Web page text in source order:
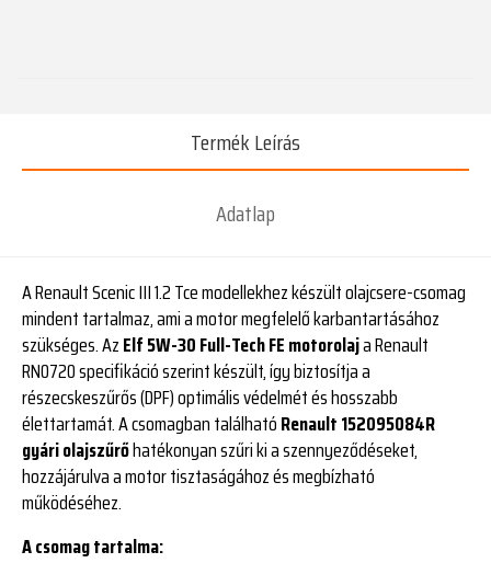
Termék Leírás
Adatlap
A Renault Scenic III 1.2 Tce modellekhez készült olajcsere-csomag
mindent tartalmaz, ami a motor megfelelő karbantartásához
szükséges. AzElf 5W-30 Full-Tech FE motorolaja Renault
RN0720 specifikáció szerint készült, így biztosítja a
részecskeszűrős (DPF) optimális védelmét és hosszabb
élettartamát. A csomagban találhatóRenault 152095084R
gyári olajszűrőhatékonyan szűri ki a szennyeződéseket,
hozzájárulva a motor tisztaságához és megbízható
működéséhez.
A csomag tartalma: